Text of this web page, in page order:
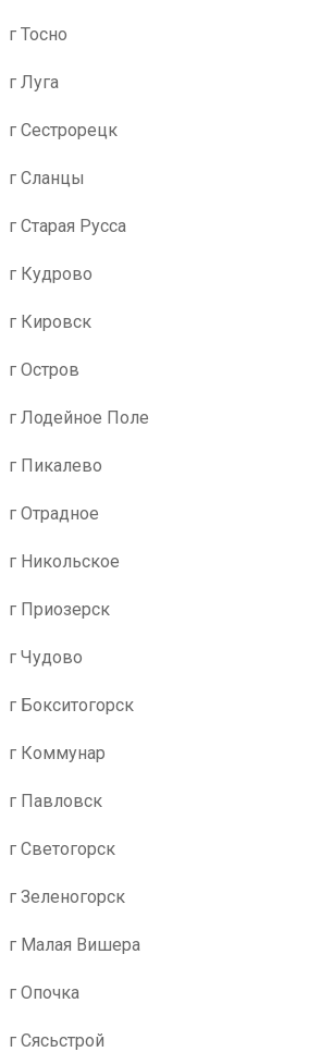
г Тосно
г Луга
г Сестрорецк
г Сланцы
г Старая Русса
г Кудрово
г Кировск
г Остров
г Лодейное Поле
г Пикалево
г Отрадное
г Никольское
г Приозерск
г Чудово
г Бокситогорск
г Коммунар
г Павловск
г Светогорск
г Зеленогорск
г Малая Вишера
г Опочка
г Сясьстрой